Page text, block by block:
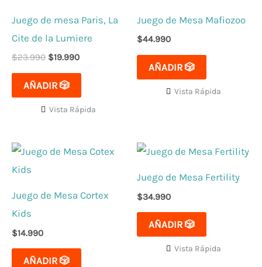
Juego de mesa Paris, La
Cite de la Lumiere
$23.990
$23.990.
$19.990
$19.990.
AÑADIR 🎲
Vista Rápida
Juego de Mesa Mafiozoo
$44.990
AÑADIR 🎲
Vista Rápida
Juego de Mesa Cortex
Kids
$14.990
AÑADIR 🎲
Juego de Mesa Fertility
$34.990
AÑADIR 🎲
Vista Rápida